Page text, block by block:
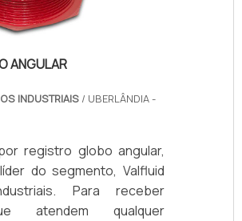
ANGULAR
INDUSTRIAIS / UBERLÂNDIA -
registro globo angular,
do segmento, Valfluid
Para receber
atendem qualquer